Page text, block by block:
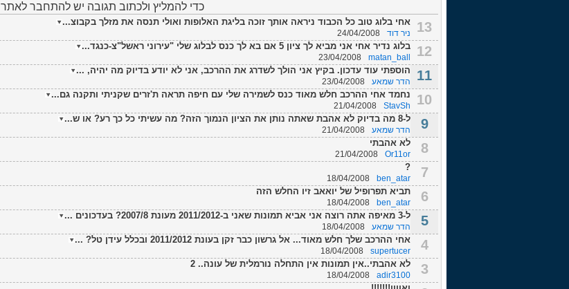
כדי להמליץ ולכתוב תגובה יש להתחבר לאתר
13 אחי בלוג טוב כל הכבוד ניראה אותך זוכה בליגת האלופות ואולי תנסה את מזלך בקבוצ...
ניר דוד 24/04/2008
12 בלוג נדיר אחי אני מביא לך ציון 5 אם בא לך כנס לבלוג שלי "עירוני ראשל"צ-כנגד...
matan_ball
23/04/2008
11 הוספתי עוד עדכון. בקיץ אני הולך לשדרג את ההרכב, אני לא יודע בדיוק מה יהיה, ...
הדר שמאע 23/04/2008
10 נחמד אחי ההרכב חלש מאוד כנס לשמירה שלי עם חיפה תראה ת'זרים שקניתי ותקנה גם...
StavSh
21/04/2008
9 ל-8 מה בדיוק לא אהבת שאתה נותן את הציון הנמוך הזה? מה עשיתי כל כך רע? או ש...
הדר שמאע 21/04/2008
8 לא אהבתי
Or11or
21/04/2008
7
?
ben_atar
18/04/2008
6 תביא תפרופיל של יואאב זיו החלש הזה
ben_atar
18/04/2008
5 ל-3 מאיפה אתה רוצה אני אביא תמונות שאני ב-2011/2012 מעונת 2007/8? בעדכונים ...
הדר שמאע 18/04/2008
4 אחי ההרכב שלך חלש מאוד... אל גרשון כבר זקן בעונת 2011/2012 ובכלל עידן טל? ...
supertucer
18/04/2008
3 לא אהבתי..אין תמונות אין התחלה נורמלית של עונה.. 2
adir3100
18/04/2008